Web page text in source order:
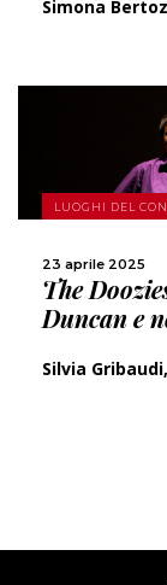
Simona
LUOGHI DEL
23 aprile 2025
The
Duncan e
Silvia